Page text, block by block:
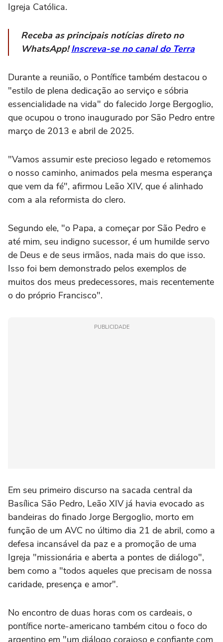
Igreja Católica.
Receba as principais notícias direto no
WhatsApp!Inscreva-se no canal do Terra
Durante a reunião, o Pontífice também destacou o
"estilo de plena dedicação ao serviço e sóbria
essencialidade na vida" do falecido Jorge Bergoglio,
que ocupou o trono inaugurado por São Pedro entre
março de 2013 e abril de 2025.
"Vamos assumir este precioso legado e retomemos
o nosso caminho, animados pela mesma esperança
que vem da fé", afirmou Leão XIV, que é alinhado
com a ala reformista do clero.
Segundo ele, "o Papa, a começar por São Pedro e
até mim, seu indigno sucessor, é um humilde servo
de Deus e de seus irmãos, nada mais do que isso.
Isso foi bem demonstrado pelos exemplos de
muitos dos meus predecessores, mais recentemente
o do próprio Francisco".
PUBLICIDADE
Em seu primeiro discurso na sacada central da
Basílica São Pedro, Leão XIV já havia evocado as
bandeiras do finado Jorge Bergoglio, morto em
função de um AVC no último dia 21 de abril, como a
defesa incansável da paz e a promoção de uma
Igreja "missionária e aberta a pontes de diálogo",
bem como a "todos aqueles que precisam de nossa
caridade, presença e amor".
No encontro de duas horas com os cardeais, o
pontífice norte-americano também citou o foco do
argentino em "um diálogo corajoso e confiante com